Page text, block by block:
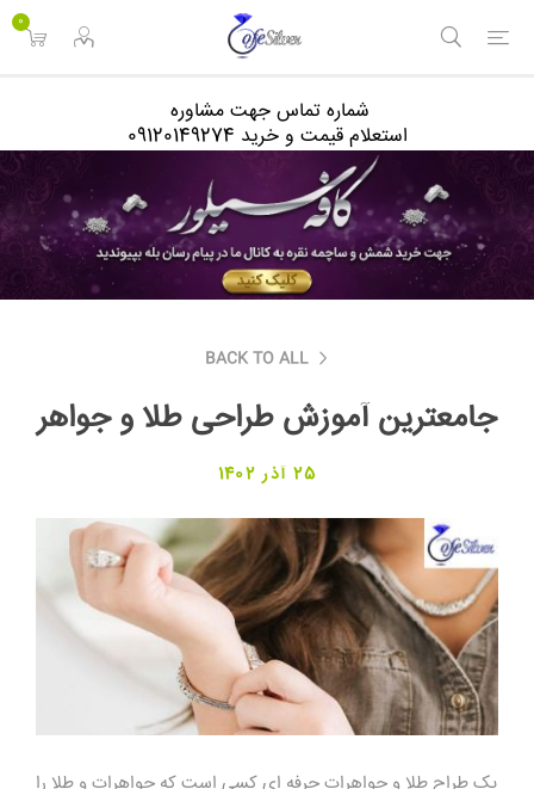
0
شماره تماس جهت مشاوره
استعلام قیمت و خرید 09120149274
BACK TO ALL
جامعترین آموزش طراحی طلا و جواهر
25 آذر 1402
یک طراح طلا و جواهرات حرفه ای کسی است که جواهرات و طلا را